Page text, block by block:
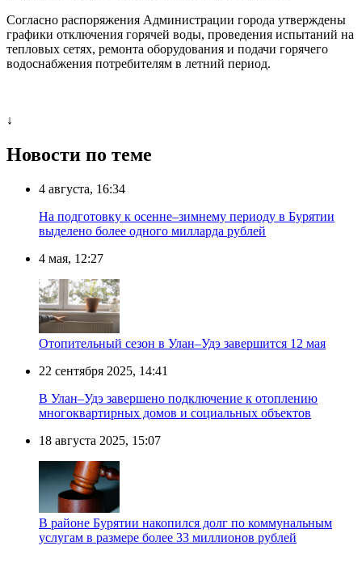
Согласно распоряжения Администрации города утверждены
графики отключения горячей воды, проведения испытаний на
тепловых сетях, ремонта оборудования и подачи горячего
водоснабжения потребителям в летний период.
↓
Новости по теме
4 августа, 16:34
На подготовку к осенне–зимнему периоду в Бурятии
выделено более одного милларда рублей
4 мая, 12:27
Отопительный сезон в Улан–Удэ завершится 12 мая
22 сентября 2025, 14:41
В Улан–Удэ завершено подключение к отоплению
многоквартирных домов и социальных объектов
18 августа 2025, 15:07
В районе Бурятии накопился долг по коммунальным
услугам в размере более 33 миллионов рублей